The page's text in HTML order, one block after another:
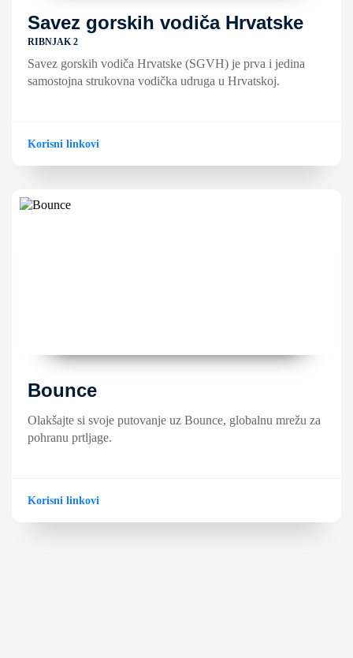
Savez gorskih vodiča Hrvatske
RIBNJAK 2
Savez gorskih vodiča Hrvatske (SGVH) je prva i jedina
samostojna strukovna vodička udruga u Hrvatskoj.
Korisni linkovi
Bounce
Olakšajte si svoje putovanje uz Bounce, globalnu mrežu za
pohranu prtljage.
Korisni linkovi